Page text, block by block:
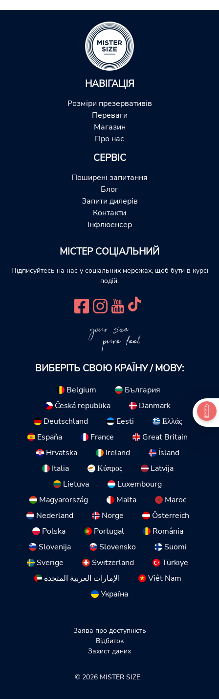
НАВІГАЦІЯ
Розміри презервативів
Переваги
Магазин
Про нас
СЕРВІС
Поширені запитання
Блог
Запити дилерів
Контакти
Інфлюенсер
МІСТЕР СОЦІАЛЬНИЙ
Підписуйтесь на нас у соціальних мережах, щоб бути в курсі
подій.
your size
pure feel
ВИБЕРІТЬ СВОЮ КРАЇНУ / МОВУ:
Belgium
България
Česká republika
Danmark
Deutschland
Eesti
Ελλάς
España
France
Great Britain
Hrvatska
Ireland
Ísland
Italia
Κύπρος
Latvija
Lietuva
Luxembourg
Magyarország
Malta
Maroc
Nederland
Norge
Österreich
Polska
Portugal
România
Slovenija
Slovensko
Suomi
Sverige
Switzerland
Türkiye
الإمارات العربية المتحدة
Việt Nam
Україна
Заява про доступність
Відбиток
Захист даних
© 2026 MISTER SIZE